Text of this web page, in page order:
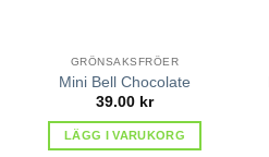
GRÖNSAKSFRÖER
Mini Bell Chocolate
39.00 kr
LÄGG I VARUKORG